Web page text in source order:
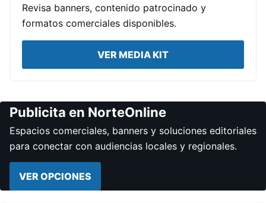
Revisa banners, contenido patrocinado y
formatos comerciales disponibles.
VER MEDIA KIT
Publicita en NorteOnline
Espacios comerciales, banners y soluciones editoriales
para conectar con audiencias locales y regionales.
VER OPCIONES